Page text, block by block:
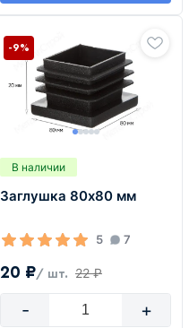
В наличии
Заглушка 80х80 мм
5 7
20 ₽/ шт. 22 ₽
-9%
- +